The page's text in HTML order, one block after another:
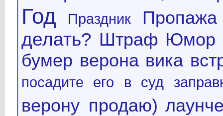
Год Праздник Пропажа
делать? Штраф Юмор
бумер верона вика
посадите его в суд
верону продаю)